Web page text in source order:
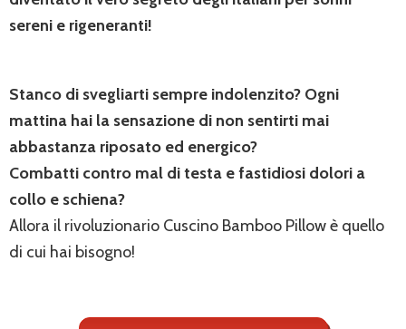
sereni e rigeneranti!
Stanco di svegliarti sempre indolenzito? Ogni
mattina hai la sensazione di non sentirti mai
abbastanza riposato ed energico?
Combatti contro mal di testa e fastidiosi dolori a
collo e schiena?
Allora il rivoluzionario Cuscino Bamboo Pillow è quello
di cui hai bisogno!